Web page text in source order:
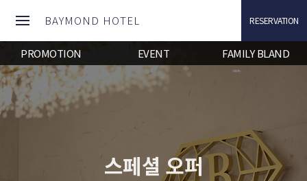
BAYMOND HOTEL RESERVATION
PROMOTION EVENT FAMILY BLAND
스페셜 오퍼